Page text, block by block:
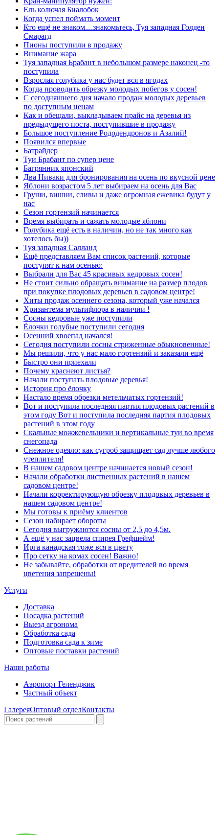
Ель колючая Биалобок
Когда успел поймать момент
Кто ещё не знаком....знакомьтесь, Туя западная Голден
Смарагд
Пионы поступили в продажу
Внимание жара
Туя западная Брабант в небольшом размере наконец -то
поступила
Взрослая голубика у нас будет вся в ягодах
Когда проводить обрезку молодых побегов у сосен!
С сегодняшнего дня начало продаж молодых деревьев
по доступным ценам
Как и обещали, выкладываем прайс на деревья из
предыдущего поста, поступившие в продажу
Большое поступление Рододендронов и Азалий!
Появился впервые
Батрайдер
Туи Брабант по супер цене
Багрянник японский
Два Ниваки для бронирования на осень по вкусной цене
Яблони возрастом 5 лет выбираем на осень для Вас
Груши, вишни, сливы и даже огромная ежевика будут у
нас
Сезон гортензий начинается
Время выбирать и сажать молодые яблони
Голубика ещё есть в наличии, но не так много как
хотелось бы))
Туя западная Салланд
Ещё представляем Вам список растений, которые
поступят к нам осенью:
Выбрали для Вас 45 красивых кедровых сосен!
Не стоит сильно обращать внимание на размер плодов
при покупке плодовых деревьев в садовом центре!
Хиты продаж осеннего сезона, который уже начался
Хризантема мультифлора в наличии !
Сосны кедровые уже поступили
Ёлочки голубые поступили сегодня
Осенний хвоепад начался!
Сегодня поступили сосны стриженные обыкновенные!
Мы решили, что у нас мало гортензий и заказали ещё
Быстро они приехали
Почему краснеют листья?
Начали поступать плодовые деревья!
История про ёлочку
Настало время обрезки метельчатых гортензий!
Вот и поступила последняя партия плодовых растений в
этом году Вот и поступила последняя партия плодовых
растений в этом году
Скальные можжевельники и вертикальные туи во время
снегопада
Снежное одеяло: как сугроб защищает сад лучше любого
утеплителя!
В нашем садовом центре начинается новый сезон!
Начали обработки лиственных растений в нашем
садовом центре!
Начали корректирующую обрезку плодовых деревьев в
нашем садовом центре!
Мы готовы к приёму клиентов
Сезон набирает обороты
Сегодня выгружаются сосны от 2,5 до 4,5м.
А ещё у нас зацвела спирея Грефшейм!
Ирга канадская тоже вся в цвету
Про сетку на комах сосен! Важно!
Не забывайте, обработки от вредителей во время
цветения запрещены!
Услуги
Доставка
Посадка растений
Выезд агронома
Обработка сада
Подготовка сада к зиме
Оптовые поставки растений
Наши работы
Аэропорт Геленджик
Частный объект
ГалереяОптовый отделКонтакты